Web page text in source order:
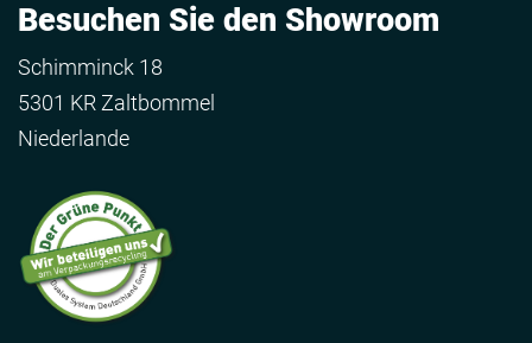
Besuchen Sie den Showroom
Schimminck 18
5301 KR Zaltbommel
Niederlande